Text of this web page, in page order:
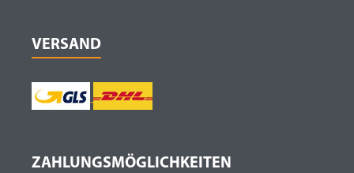
VERSAND
ZAHLUNGSMÖGLICHKEITEN